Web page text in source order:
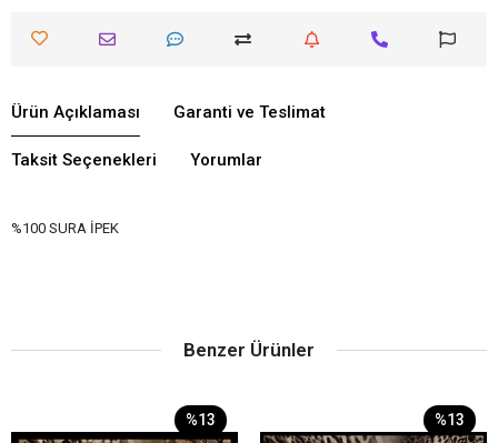
Ürün Açıklaması Garanti ve Teslimat
Taksit Seçenekleri Yorumlar
%100 SURA İPEK
Benzer Ürünler
%13 %13